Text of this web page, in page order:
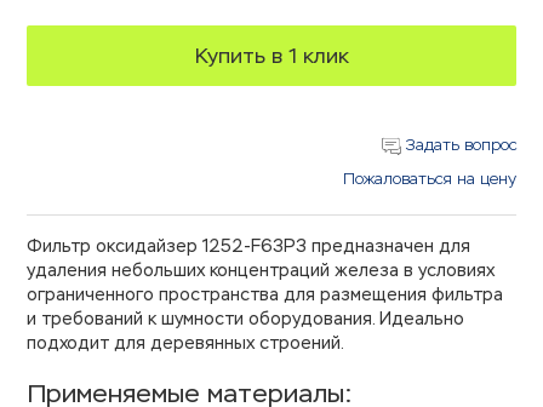
Купить в 1 клик
Задать вопрос
Пожаловаться на цену
Фильтр оксидайзер 1252-F63P3 предназначен для
удаления небольших концентраций железа в условиях
ограниченного пространства для размещения фильтра
и требований к шумности оборудования. Идеально
подходит для деревянных строений.
Применяемые материалы: